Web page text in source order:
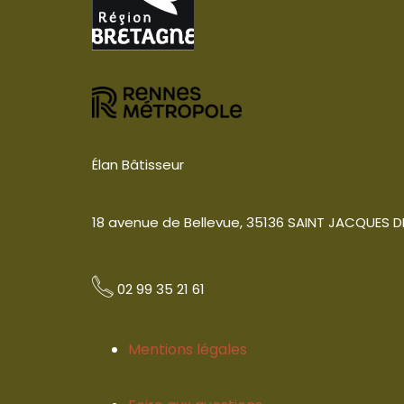
Élan Bâtisseur
18 avenue de Bellevue, 35136 SAINT JACQUES
02 99 35 21 61
Mentions légales